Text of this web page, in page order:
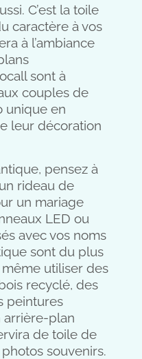
C’est la toile
caractère à vos
à l’ambiance
sont à
couples de
unique en
leur décoration
pensez à
rideau de
un mariage
LED ou
avec vos noms
sont du plus
utiliser des
recyclé, des
peintures
arrière-plan
de toile de
souvenirs.